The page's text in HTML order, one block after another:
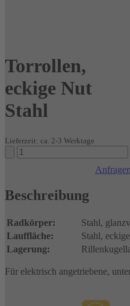
Torrollen,
eckige Nut
Stahl
Lieferzeit: ca. 2-3 Werktage
Torrollen,
eckige
Menge
Beschreibung
Radkörper:
Stahl,
Lauffläche:
Stahl,
Lagerung:
Für elektrisch angetriebene,